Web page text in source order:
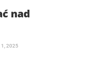
nad
1, 2025